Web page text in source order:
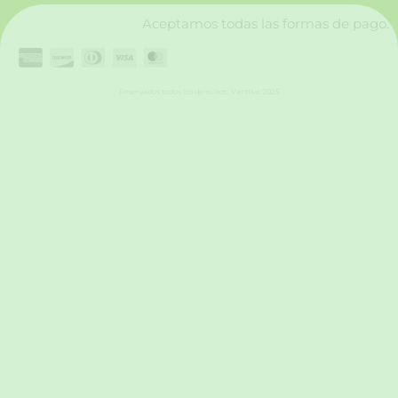
Aceptamos todas las formas de pago.